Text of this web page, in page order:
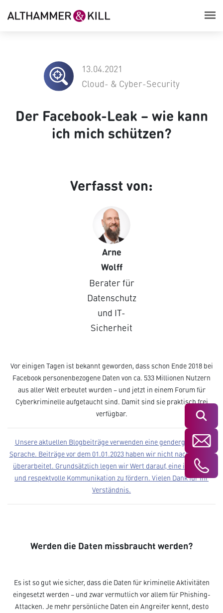
Suchen
13.04.2021
Cloud- & Cyber-Security
Der Facebook-Leak – wie kann
ich mich schützen?
Verfasst von:
Arne
Wolff
Berater für
Datenschutz
und IT-
Sicherheit
Vor einigen Tagen ist bekannt geworden, dass schon Ende 2018 bei
Facebook personenbezogene Daten von ca. 533 Millionen Nutzern
aus aller Welt erbeutet wurden – und jetzt in einem Forum für
Cyberkriminelle aufgetaucht sind. Damit sind sie praktisch frei
verfügbar.
Unsere aktuellen Blogbeiträge verwenden eine gendergerechte
Sprache. Beiträge vor dem 01.01.2023 haben wir nicht nachträglich
überarbeitet. Grundsätzlich legen wir Wert darauf, eine inklusive
und respektvolle Kommunikation zu fördern. Vielen Dank für Ihr
Verständnis.­­
Werden die Daten missbraucht werden?
Es ist so gut wie sicher, dass die Daten für kriminelle Aktivitäten
eingesetzt werden – und zwar vermutlich vor allem für Phishing-
Attacken. Je mehr persönliche Daten ein Angreifer kennt, desto